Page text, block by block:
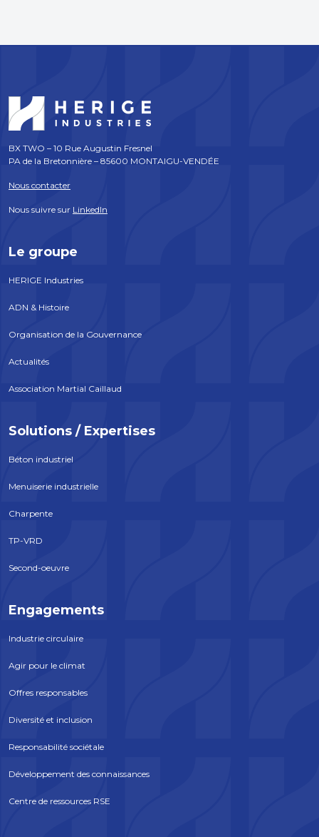
BX TWO – 10 Rue Augustin Fresnel
PA de la Bretonnière – 85600 MONTAIGU-VENDÉE
Nous contacter
Nous suivre sur LinkedIn
Le groupe
HERIGE Industries
ADN & Histoire
Organisation de la Gouvernance
Actualités
Association Martial Caillaud
Solutions / Expertises
Béton industriel
Menuiserie industrielle
Charpente
TP-VRD
Second-oeuvre
Engagements
Industrie circulaire
Agir pour le climat
Offres responsables
Diversité et inclusion
Responsabilité sociétale
Développement des connaissances
Centre de ressources RSE